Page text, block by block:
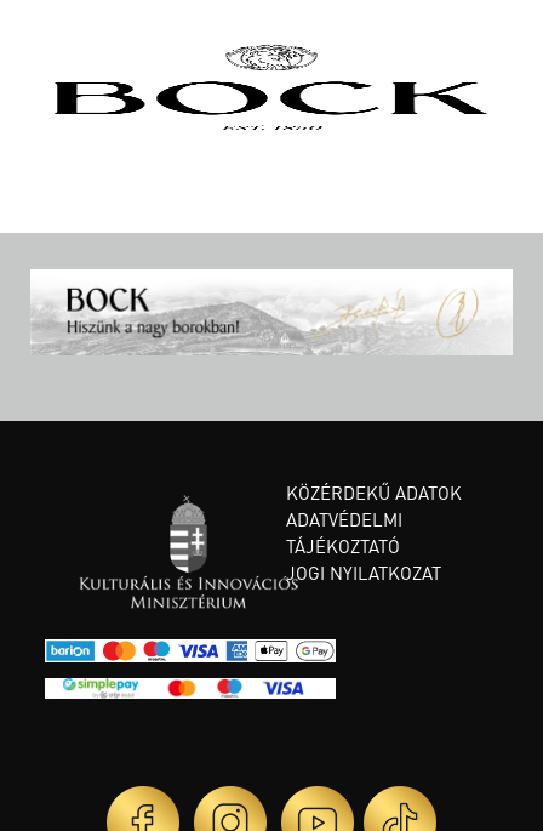
KÖZÉRDEKŰ ADATOK
ADATVÉDELMI
TÁJÉKOZTATÓ
JOGI NYILATKOZAT